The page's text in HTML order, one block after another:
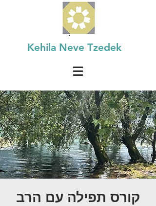
Kehila Neve Tzedek
קורס תפילה עם הרב